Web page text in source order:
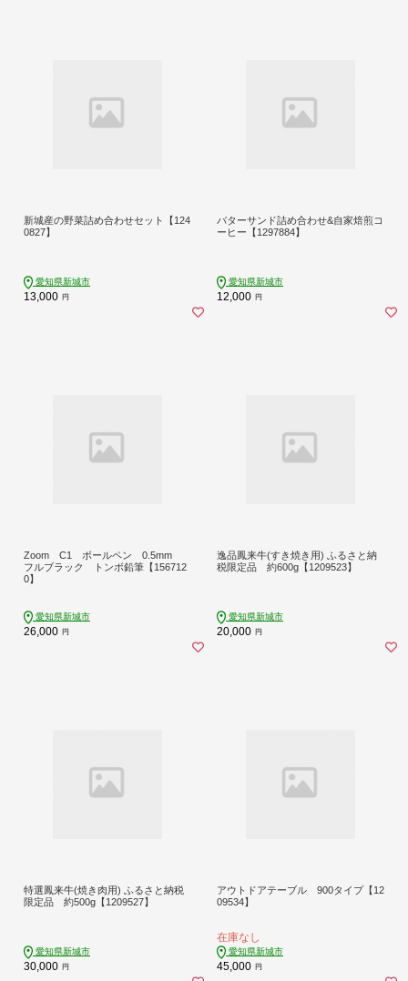
新城産の野菜詰め合わせセット【124
0827】
愛知県新城市
13,000 円
バターサンド詰め合わせ&自家焙煎コ
ーヒー【1297884】
愛知県新城市
12,000 円
Zoom C1 ボールペン 0.5mm
フルブラック トンボ鉛筆【156712
0】
愛知県新城市
26,000 円
逸品鳳来牛(すき焼き用) ふるさと納
税限定品 約600g【1209523】
愛知県新城市
20,000 円
特選鳳来牛(焼き肉用) ふるさと納税
限定品 約500g【1209527】
愛知県新城市
30,000 円
アウトドアテーブル 900タイプ【12
09534】
在庫なし
愛知県新城市
45,000 円